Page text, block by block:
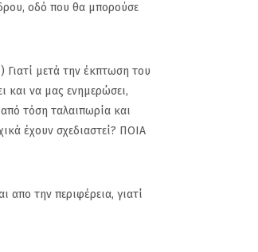
οδό που θα μπορούσε
Γιατί μετά την έκπτωση του
και να μας ενημερώσει,
τόση ταλαιπωρία και
έχουν σχεδιαστεί? ΠΟΙΑ
απο την περιφέρεια, γιατί